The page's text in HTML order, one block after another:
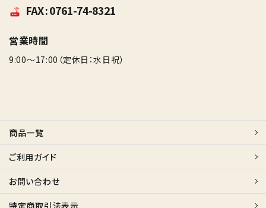
router FAX : 0761-74-8321
営業時間
9:00～17:00（定休日：水日祝）
商品一覧
ご利用ガイド
お問い合わせ